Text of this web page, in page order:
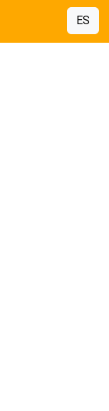
ES